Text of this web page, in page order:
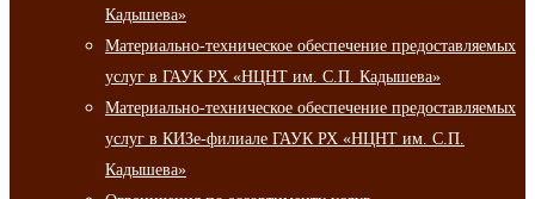
Кадышева»
Материально-техническое обеспечение предоставляемых
услуг в ГАУК РХ «НЦНТ им. С.П. Кадышева»
Материально-техническое обеспечение предоставляемых
услуг в КИЗе-филиале ГАУК РХ «НЦНТ им. С.П.
Кадышева»